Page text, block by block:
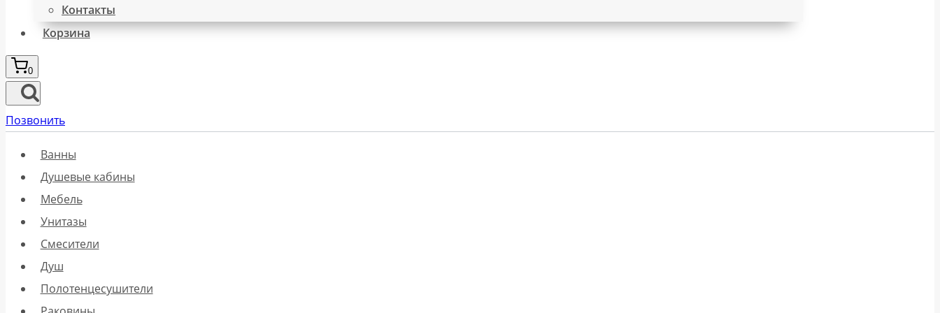
Контакты
Корзина
0
Позвонить
Ванны
Душевые кабины
Мебель
Унитазы
Смесители
Душ
Полотенцесушители